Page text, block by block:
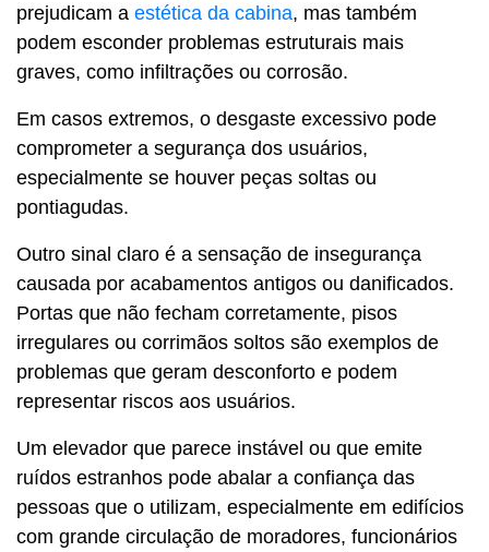
prejudicam a estética da cabina, mas também
podem esconder problemas estruturais mais
graves, como infiltrações ou corrosão.
Em casos extremos, o desgaste excessivo pode
comprometer a segurança dos usuários,
especialmente se houver peças soltas ou
pontiagudas.
Outro sinal claro é a sensação de insegurança
causada por acabamentos antigos ou danificados.
Portas que não fecham corretamente, pisos
irregulares ou corrimãos soltos são exemplos de
problemas que geram desconforto e podem
representar riscos aos usuários.
Um elevador que parece instável ou que emite
ruídos estranhos pode abalar a confiança das
pessoas que o utilizam, especialmente em edifícios
com grande circulação de moradores, funcionários